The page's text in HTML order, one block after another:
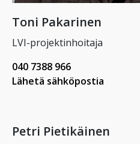
Toni Pakarinen
LVI-projektinhoitaja
040 7388 966
Lähetä sähköpostia
Petri Pietikäinen